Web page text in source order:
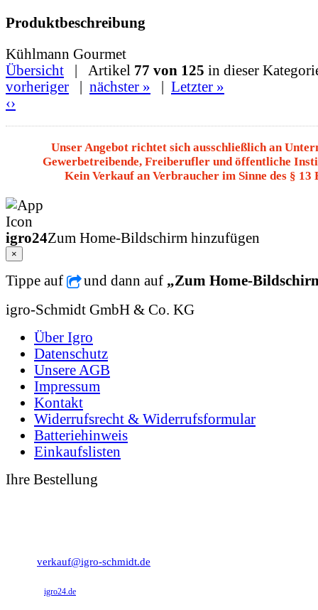
Produktbeschreibung
Kühlmann Gourmet
Übersicht | Artikel 77 von 125 in dieser
vorheriger
nächster »
Letzter »
‹›
Unser Angebot richtet sich ausschließlich an
Gewerbetreibende, Freiberufler und öffentliche
Kein Verkauf an Verbraucher im Sinne des § 13
igro24Zum Home-Bildschirm hinzufügen
×
Tippe auf und dann auf „Zum Home-
igro-Schmidt GmbH & Co. KG
Über Igro
Datenschutz
Unsere AGB
Impressum
Kontakt
Widerrufsrecht & Widerrufsformular
Batteriehinweis
Einkaufslisten
Ihre Bestellung
verkauf@igro-schmidt.de
igro24.de